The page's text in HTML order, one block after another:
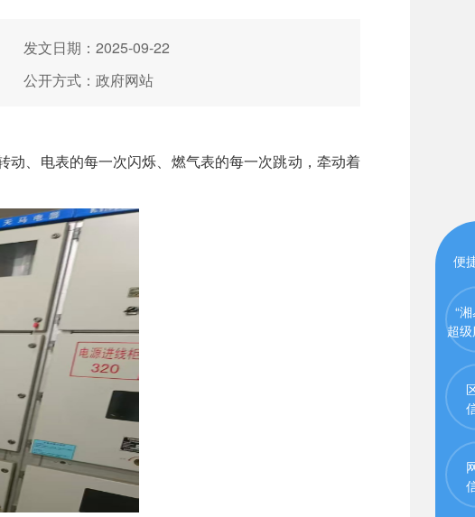
发文日期：2025-09-22
公开方式：政府网站
、电表的每一次闪烁、燃气表的每一次跳动，牵动着
便
“
超